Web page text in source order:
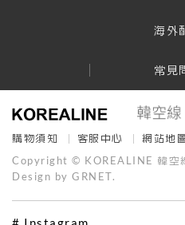
海外
常見
購物須知 客服中心 網站地
Copyright © KOREALINE 韓空
Design by GRNET.